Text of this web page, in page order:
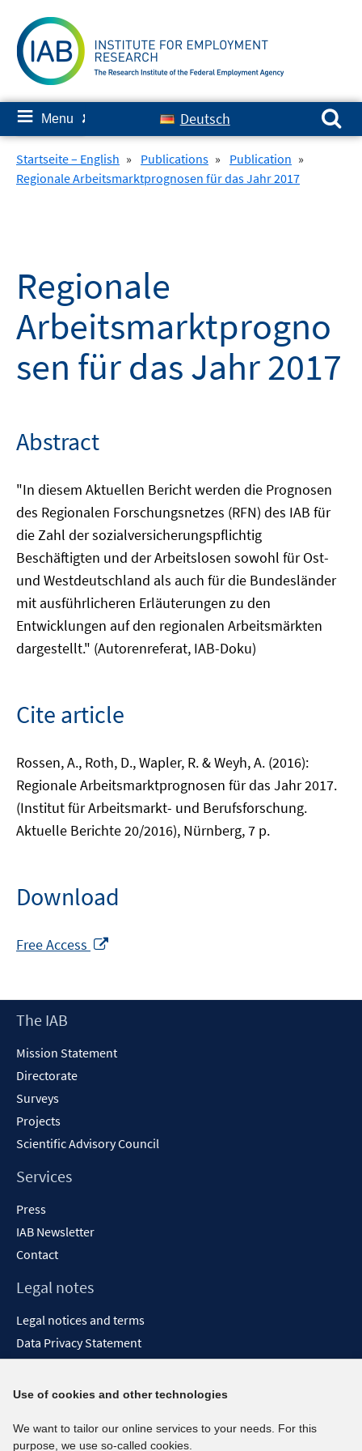
content
≡ Menu ✘ Deutsch
Search for:
Startseite – English » Publications » Publication »
Regionale Arbeitsmarktprognosen für das Jahr 2017
Regionale
Arbeitsmarktprogno
sen für das Jahr 2017
Abstract
"In diesem Aktuellen Bericht werden die Prognosen
des Regionalen Forschungsnetzes (RFN) des IAB für
die Zahl der sozialversicherungspflichtig
Beschäftigten und der Arbeitslosen sowohl für Ost-
und Westdeutschland als auch für die Bundesländer
mit ausführlicheren Erläuterungen zu den
Entwicklungen auf den regionalen Arbeitsmärkten
dargestellt." (Autorenreferat, IAB-Doku)
Cite article
Rossen, A., Roth, D., Wapler, R. & Weyh, A. (2016):
Regionale Arbeitsmarktprognosen für das Jahr 2017.
(Institut für Arbeitsmarkt- und Berufsforschung.
Aktuelle Berichte 20/2016), Nürnberg, 7 p.
Download
Free Access
new
Footer
The IAB
Mission Statement
Directorate
Surveys
Projects
Scientific Advisory Council
Services
Press
IAB Newsletter
Contact
Legal notes
Legal notices and terms
Data Privacy Statement
Report Accessibility
Social media channels
Use of cookies and other technologies
We want to tailor our online services to your needs. For this
purpose, we use so-called cookies.